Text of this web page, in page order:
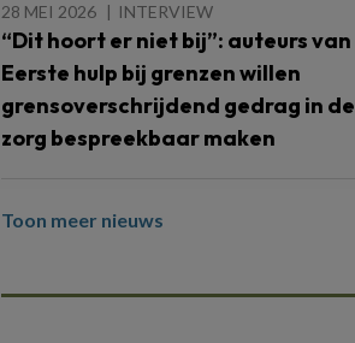
28 MEI 2026 INTERVIEW
“Dit hoort er niet bij”: auteurs van
Eerste hulp bij grenzen willen
grensoverschrijdend gedrag in de
zorg bespreekbaar maken
Toon meer nieuws